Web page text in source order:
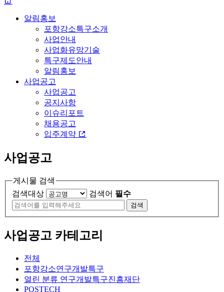
알림홍보
포항강소특구소개
사업안내
사업화유망기술
특구제도안내
알림홍보
사업공고
사업공고
공지사항
이슈리포트
채용공고
입주계약
사업공고
게시물 검색
검색대상
검색어 필수
검색
사업공고 카테고리
전체
포항강소연구개발특구
열린 분류 연구개발특구진흥재단
POSTECH